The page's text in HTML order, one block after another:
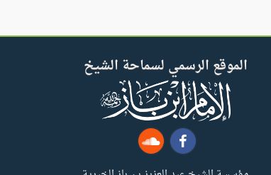
الموقع الرسمي لسماحة الشيخ